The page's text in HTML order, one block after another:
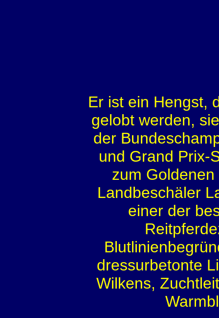
Er ist ein Hengst,
gelobt werden,
der
und Grand Prix-
zum
Landbeschäler
einer der
dressurbetonte
Wilkens,